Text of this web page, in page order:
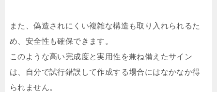
また、偽造されにくい複雑な構造も取り入れられるた
め、安全性も確保できます。
このような高い完成度と実用性を兼ね備えたサイン
は、自分で試行錯誤して作成する場合にはなかなか得
られません。